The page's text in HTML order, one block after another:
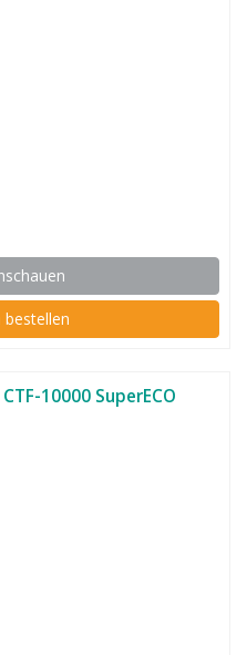
10000 SuperECO